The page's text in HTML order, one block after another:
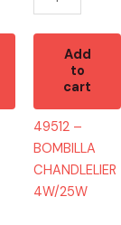
Add
to
cart
49512 –
BOMBILLA
CHANDLELIER
4W/25W